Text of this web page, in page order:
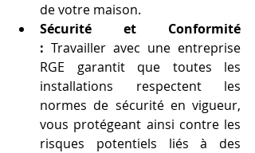
de votre maison.
Sécurité et Conformité
: Travailler avec une entreprise
RGE garantit que toutes les
installations respectent les
normes de sécurité en vigueur,
vous protégeant ainsi contre les
risques potentiels liés à des